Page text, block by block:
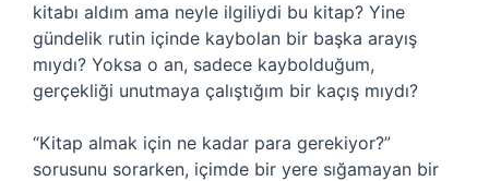
kitabı aldım ama neyle ilgiliydi bu kitap? Yine
gündelik rutin içinde kaybolan bir başka arayış
mıydı? Yoksa o an, sadece kaybolduğum,
gerçekliği unutmaya çalıştığım bir kaçış mıydı?
“Kitap almak için ne kadar para gerekiyor?”
sorusunu sorarken, içimde bir yere sığamayan bir